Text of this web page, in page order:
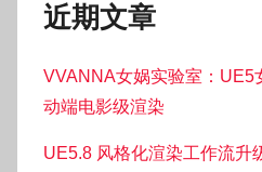
近期文章
VVANNA女娲实验室：UE5
动端电影级渲染
UE5.8 风格化渲染工作流升